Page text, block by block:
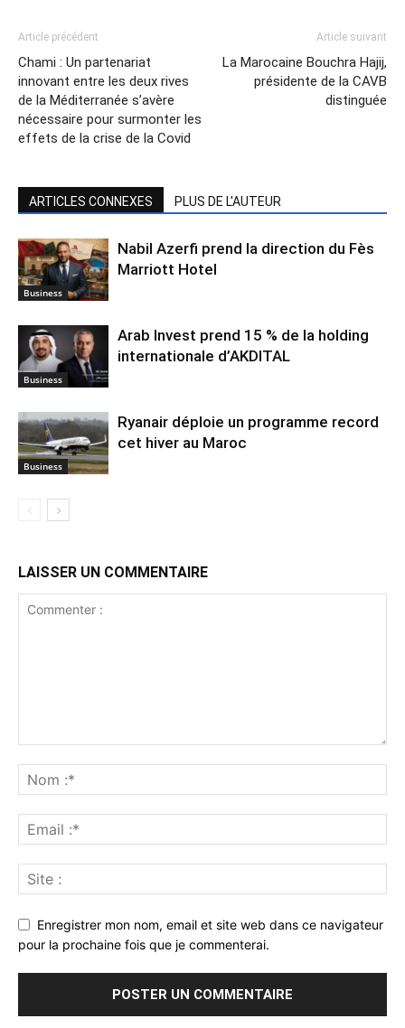
Article précédent
Chami : Un partenariat
innovant entre les deux rives
de la Méditerranée s’avère
nécessaire pour surmonter les
effets de la crise de la Covid
Article suivant
La Marocaine Bouchra Hajij,
présidente de la CAVB
distinguée
ARTICLES CONNEXES PLUS DE L'AUTEUR
Business
Nabil Azerfi prend la direction du Fès
Marriott Hotel
Business
Arab Invest prend 15 % de la holding
internationale d’AKDITAL
Business
Ryanair déploie un programme record
cet hiver au Maroc
LAISSER UN COMMENTAIRE
Enregistrer mon nom, email et site web dans ce navigateur
pour la prochaine fois que je commenterai.